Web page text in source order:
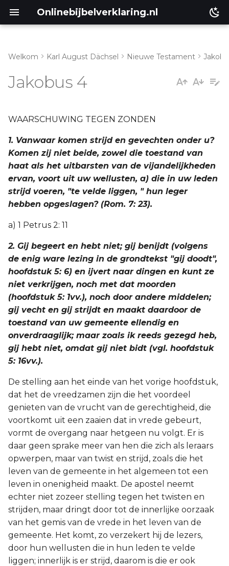
Onlinebijbelverklaring.nl
Éxodus
Leviticus
Numeri
Ruth
Prediker
Joël
Jona
Hábakuk
Welkom Karl August Dächsel Nieuwe Testament
Jakobus 4
WAARSCHUWING TEGEN ZONDEN
1. Vanwaar komen strijd en gevechten onder u?
Komen zij niet beide, zowel die toestand van
haat als het uitbarsten van de vijandelijkheden
ervan, voort uit uw wellusten, a) die in uw leden
strijd voeren, "te velde liggen, " hun leger
hebben opgeslagen? (Rom. 7: 23).
a) 1 Petrus 2: 11
2. Gij begeert en hebt niet; gij benijdt (volgens
de enig ware lezing in de grondtekst "gij doodt",
hoofdstuk 5: 6) en ijvert naar dingen en kunt ze
niet verkrijgen, noch met dat moorden
(hoofdstuk 5: 1vv.), noch door andere middelen;
gij vecht en gij strijdt en maakt daardoor de
toestand van uw gemeente ellendig en
onverdraaglijk; maar zoals ik reeds gezegd heb,
gij hebt niet, omdat gij niet bidt (vgl. hoofdstuk
5: 16vv.).
De stelling aan het einde van het vorige hoofdstuk,
dat het de vreedzamen zijn die het voordeel
genieten van de vrucht van de gerechtigheid, die
voortkomt uit een zaaien dat in vrede gebeurt,
vormt de overgang naar hetgeen nu volgt. Er is
daar geen sprake meer van hen die zich als leraars
opwerpen, maar van twist en strijd, zoals die het
leven van de gemeente in het algemeen tot een
leven in onenigheid maakt. De apostel neemt
echter niet zozeer stelling tegen het twisten en
strijden, maar dringt door tot de innerlijke oorzaak
van het gemis van de vrede in het leven van de
gemeente. Het komt, zo verzekert hij de lezers,
door hun wellusten die in hun leden te velde
liggen; innerlijk is er strijd, daarom is die er ook